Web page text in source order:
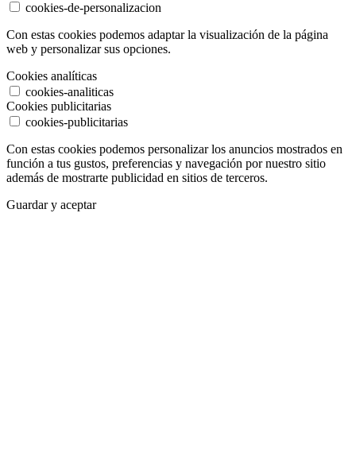
cookies-de-personalizacion
Con estas cookies podemos adaptar la visualización de la página
web y personalizar sus opciones.
Cookies analíticas
cookies-analiticas
Cookies publicitarias
cookies-publicitarias
Con estas cookies podemos personalizar los anuncios mostrados en
función a tus gustos, preferencias y navegación por nuestro sitio
además de mostrarte publicidad en sitios de terceros.
Guardar y aceptar